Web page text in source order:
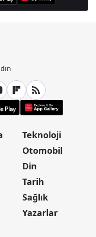
Teknoloji
Otomobil
Din
Tarih
Sağlık
Yazarlar